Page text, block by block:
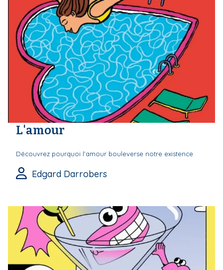
L'amour
Découvrez pourquoi l'amour bouleverse notre existence
Edgard Darrobers